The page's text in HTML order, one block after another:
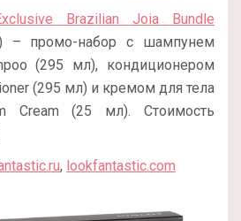
Brazilian Joia Bundle
– промо-набор с шампунем
(295 мл), кондиционером
(295 мл) и кремом для тела
Cream (25 мл). Стоимость
, lookfantastic.com